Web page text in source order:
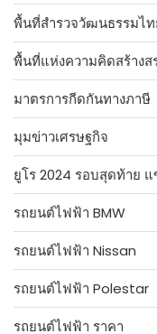
พื้นที่สำรวจวัฒนธรรมไ
พื้นที่แห่งความคิดสร้างส
มาตรการกีดกันทางภาษี
มุมข่าวเศรษฐกิจ
ยูโร 2024 รอบสุดท้าย
รถยนต์ไฟฟ้า BMW
รถยนต์ไฟฟ้า Nissan
รถยนต์ไฟฟ้า Polestar
รถยนต์ไฟฟ้า ราคา